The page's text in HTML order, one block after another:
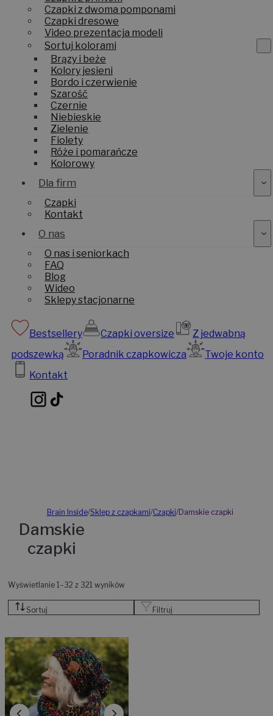
Czapki z dwoma pomponami
Czapki dresowe
Video prezentacja modeli
Sortuj kolorami
Brązy i beże
Kolory jesieni
Bordo i czerwienie
Szarość
Czernie
Niebieskie
Zielenie
Fiolety
Róże i pomarańcze
Kolorowy
Dla firm
Czapki
Kontakt
O nas
O nas i seniorkach
FAQ
Blog
Wideo
Sklepy stacjonarne
Bestsellery Czapki oversize
Z jedwabną
podszewką
Poradnik czapkowicza
Twoje konto
Kontakt
Brain Inside/Sklep z czapkami/Czapki/Damskie czapki
Damskie
czapki
Wyświetlanie 1–32 z 321 wyników
Sortuj Filtruj